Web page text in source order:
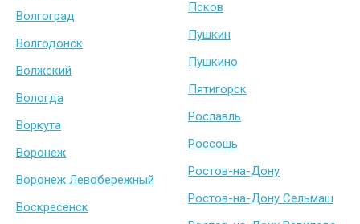
Волгоград
Волгодонск
Волжский
Вологда
Воркута
Воронеж
Воронеж Левобережный
Воскресенск
Псков
Пушкин
Пушкино
Пятигорск
Рославль
Россошь
Ростов-на-Дону
Ростов-на-Дону Сельмаш